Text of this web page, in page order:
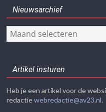
Nieuwsarchief
Nieuwsarchief
Artikel insturen
Heb je een artikel voor de
redactiewebredactie@av23.nl.